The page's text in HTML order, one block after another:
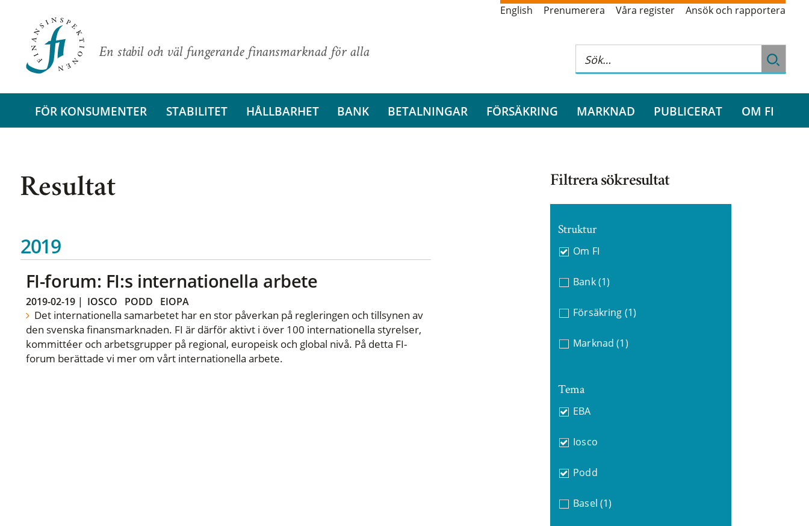
En stabil och väl fungerande finansmarknad för alla
English Prenumerera Våra register Ansök och rapportera
FÖR KONSUMENTER STABILITET HÅLLBARHET BANK BETALNINGAR FÖRSÄKRING MARKNAD PUBLICERAT OM FI
Resultat
2019
FI-forum: FI:s internationella arbete
2019-02-19| IOSCO PODD EIOPA
Det internationella samarbetet har en stor påverkan på regleringen och tillsynen av
den svenska finansmarknaden. FI är därför aktivt i över 100 internationella styrelser,
kommittéer och arbetsgrupper på regional, europeisk och global nivå. På detta FI-
forum berättade vi mer om vårt internationella arbete.
Filtrera sökresultat
Struktur
Om FI
Bank (1)
Försäkring (1)
Marknad (1)
Tema
EBA
Iosco
Podd
Basel (1)